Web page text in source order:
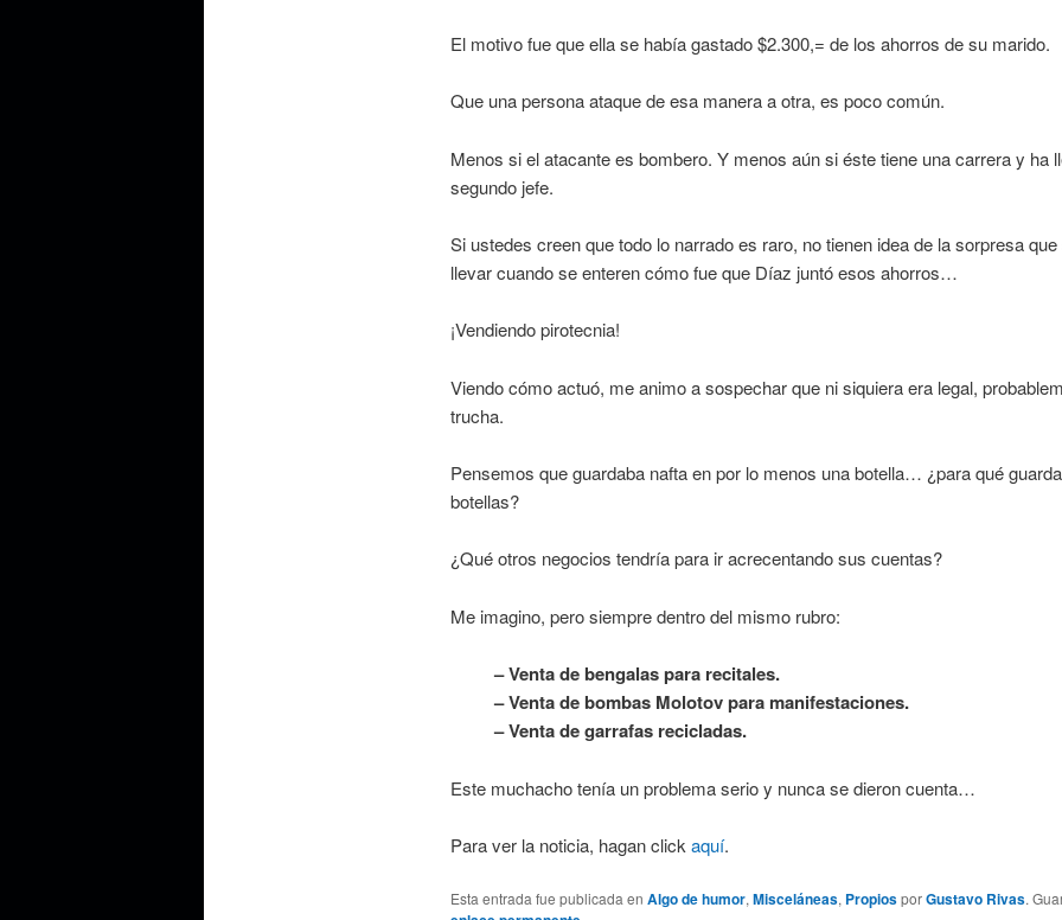
El motivo fue que ella se había gastado $2.300,= de los ahorros de su marido.
Que una persona ataque de esa manera a otra, es poco común.
Menos si el atacante es bombero. Y menos aún si éste tiene una carrera y ha
segundo jefe.
Si ustedes creen que todo lo narrado es raro, no tienen idea de la sorpresa
llevar cuando se enteren cómo fue que Díaz juntó esos ahorros…
¡Vendiendo pirotecnia!
Viendo cómo actuó, me animo a sospechar que ni siquiera era legal,
trucha.
Pensemos que guardaba nafta en por lo menos una botella… ¿para qué
botellas?
¿Qué otros negocios tendría para ir acrecentando sus cuentas?
Me imagino, pero siempre dentro del mismo rubro:
– Venta de bengalas para recitales.
– Venta de bombas Molotov para manifestaciones.
– Venta de garrafas recicladas.
Este muchacho tenía un problema serio y nunca se dieron cuenta…
Para ver la noticia, hagan click aquí.
Esta entrada fue publicada en Algo de humor, Misceláneas, PropiosporGustavo Rivas.